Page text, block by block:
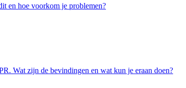
en hoe voorkom je problemen?
Wat zijn de bevindingen en wat kun je eraan doen?